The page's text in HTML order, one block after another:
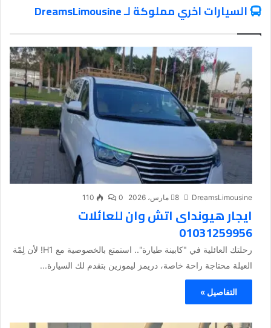
السيارات اخري مملوكة لـ DreamsLimousine
DreamsLimousine 8 مارس، 2026 0
110
ايجار هيونداى اتش وان للعائلات
01031259956
رحلتك العائلية في "كابينة طيارة".. استمتع بالخصوصية مع H1! لأن لِمّة
العيلة محتاجة راحة خاصة، دريمز ليموزين بتقدم لك السيارة...
التفاصيل »